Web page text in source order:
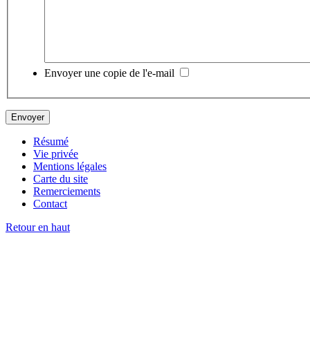
Envoyer une copie de l'e-mail
Résumé
Vie privée
Mentions légales
Carte du site
Remerciements
Contact
Retour en haut